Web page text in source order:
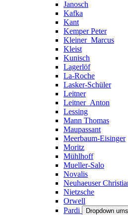
Janosch
Kafka
Kant
Kemper Peter
Kleiner_Marcus
Kleist
Kunisch
Lagerlöf
La-Roche
Lasker-Schüler
Leitner
Leitner_Anton
Lessing
Mann Thomas
Maupassant
Meerbaum-Eisinger
Moritz
Mühlhoff
Mueller-Salo
Novalis
Neuhaeuser
Nietzsche
Orwell
Pardi
Dropdown